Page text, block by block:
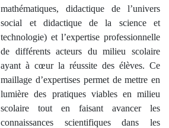
mathématiques, didactique de l’univers
social et didactique de la science et
technologie) et l’expertise professionnelle
de différents acteurs du milieu scolaire
ayant à cœur la réussite des élèves. Ce
maillage d’expertises permet de mettre en
lumière des pratiques viables en milieu
scolaire tout en faisant avancer les
connaissances scientifiques dans les